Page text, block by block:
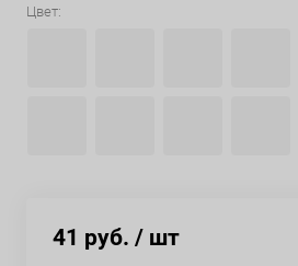
Цвет:
41 руб. / шт